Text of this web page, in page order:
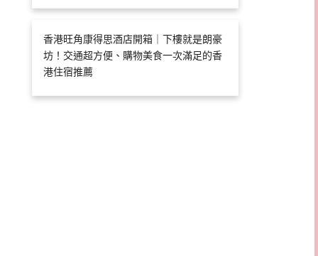
香港旺角康得思酒店開箱｜下樓就是朗豪
坊！交通超方便、購物美食一次滿足的香
港住宿推薦